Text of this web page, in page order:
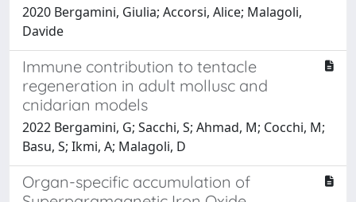
2020 Bergamini, Giulia; Accorsi, Alice; Malagoli,
Davide
Immune contribution to tentacle
regeneration in adult mollusc and
cnidarian models
2022 Bergamini, G; Sacchi, S; Ahmad, M; Cocchi, M;
Basu, S; Ikmi, A; Malagoli, D
Organ-specific accumulation of